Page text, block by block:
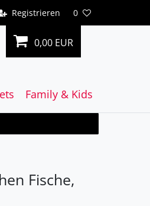
Registrieren 0
0,00 EUR
Family & Kids
Fische,